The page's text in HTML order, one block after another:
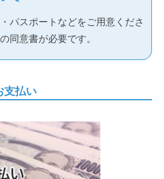
パスポートなどをご用意くださ
同意書が必要です。
支払い